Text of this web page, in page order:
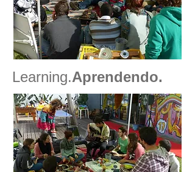
Learning.Aprendendo.